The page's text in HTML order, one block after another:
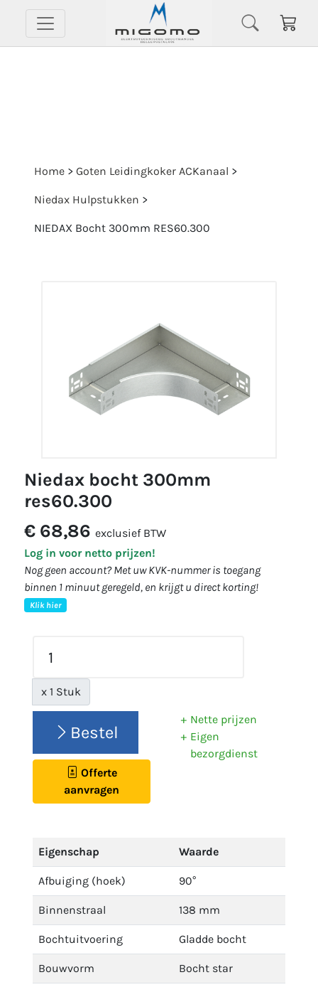
Home > Goten Leidingkoker ACKanaal >
Niedax Hulpstukken >
NIEDAX Bocht 300mm RES60.300
niedax bocht 300mm
res60.300
€ 68,86 exclusief BTW
Log in voor netto prijzen!
Nog geen account? Met uw KVK-nummer is toegang
binnen 1 minuut geregeld, en krijgt u direct korting!
Klik hier
x 1 Stuk
Bestel
Offerte
aanvragen
Nette prijzen
Eigen
bezorgdienst
Eigenschap Waarde
Afbuiging (hoek) 90°
Binnenstraal 138 mm
Bochtuitvoering Gladde bocht
Bouwvorm Bocht star